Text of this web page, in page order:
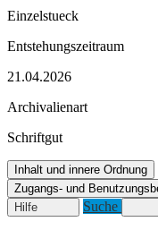
Einzelstueck
Entstehungszeitraum
21.04.2026
Archivalienart
Schriftgut
Inhalt und innere Ordnung
Zugangs- und
Hilfe
Suche